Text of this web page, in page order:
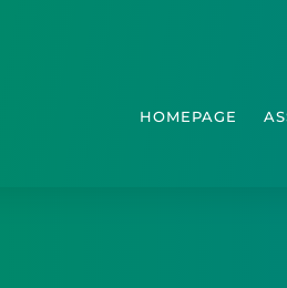
HOMEPAGE